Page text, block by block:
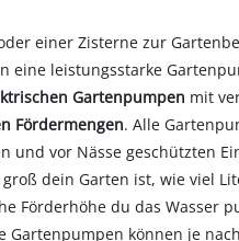
einer Zisterne zur
eine leistungsstarke
Gartenpumpen mit
Fördermengen. Alle
und vor Nässe geschützten
dein Garten ist, wie viel
Förderhöhe du das Wasser
Gartenpumpen können je